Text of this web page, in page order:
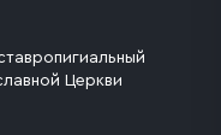
Церкви